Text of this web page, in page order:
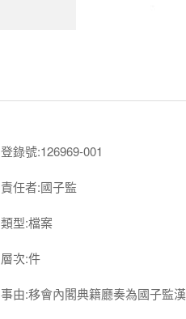
登錄號:126969-001
責任者:國子監
類型:檔案
層次:件
事由:移會內閣典籍廳奏為國子監